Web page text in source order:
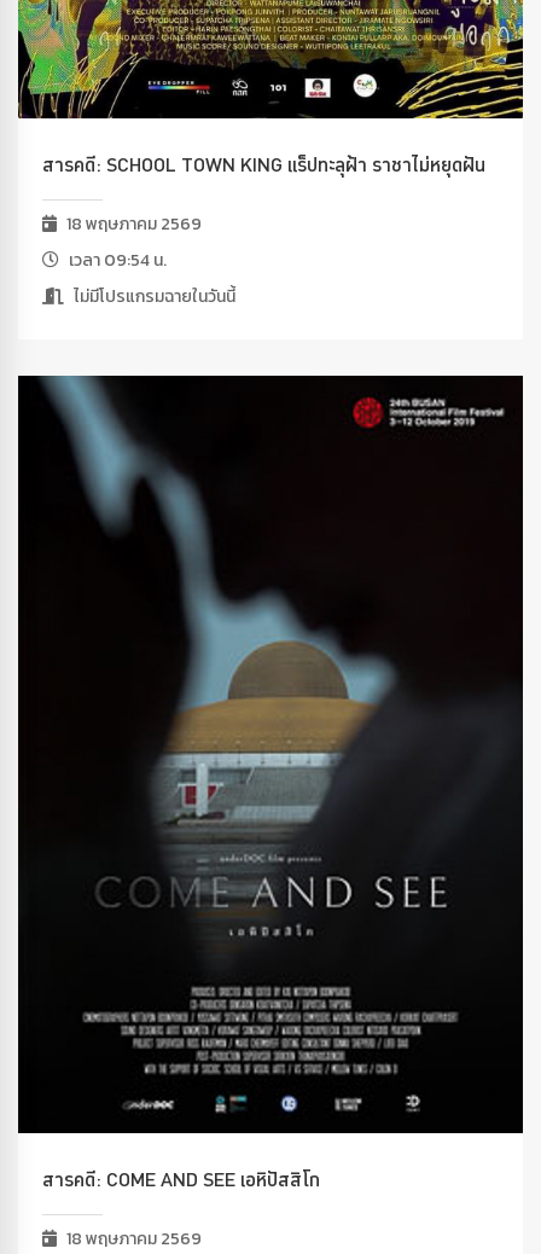
สารคดี: SCHOOL TOWN KING แร็ปทะลุฝ้า ราชาไม่หยุดฝัน
18 พฤษภาคม 2569
เวลา 09:54 น.
ไม่มีโปรแกรมฉายในวันนี้
สารคดี: COME AND SEE เอหิปัสสิโก
18 พฤษภาคม 2569